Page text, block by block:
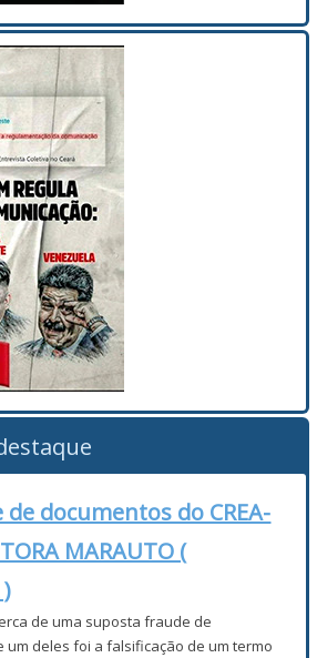
de documentos do CREA-
MARAUTO (
de uma suposta fraude de
um deles foi a falsificação de um termo